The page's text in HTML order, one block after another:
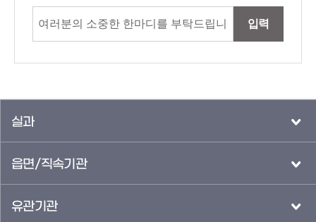
입력
실과
읍면/직속기관
유관기관